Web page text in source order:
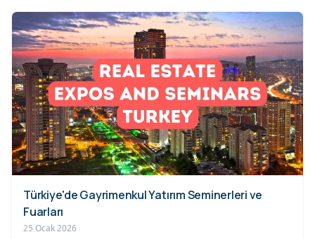
Türkiye'de Gayrimenkul Yatırım Seminerleri ve
Fuarları
25 Ocak 2026